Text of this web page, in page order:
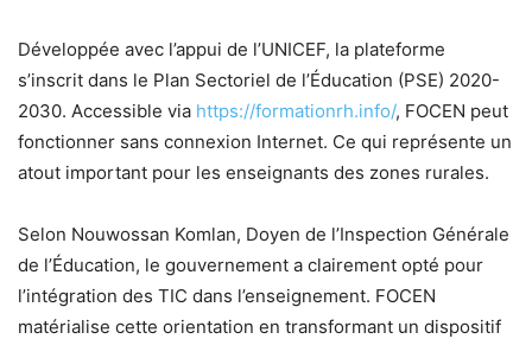
Développée avec l’appui de l’UNICEF, la plateforme
s’inscrit dans le Plan Sectoriel de l’Éducation (PSE) 2020-
2030. Accessible via https://formationrh.info/, FOCEN peut
fonctionner sans connexion Internet. Ce qui représente un
atout important pour les enseignants des zones rurales.
Selon Nouwossan Komlan, Doyen de l’Inspection Générale
de l’Éducation, le gouvernement a clairement opté pour
l’intégration des TIC dans l’enseignement. FOCEN
matérialise cette orientation en transformant un dispositif